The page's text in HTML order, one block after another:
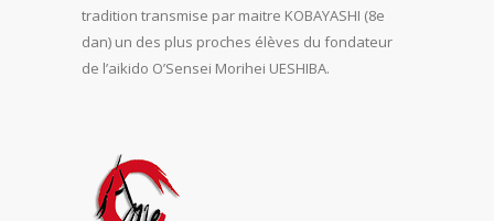
tradition transmise par maitre KOBAYASHI (8e
dan) un des plus proches élèves du fondateur
de l’aikido O’Sensei Morihei UESHIBA.